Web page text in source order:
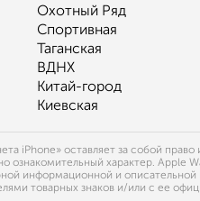
Охотный Ряд
Спортивная
Таганская
ВДНХ
Китай-город
Киевская
iPhone» оставляет за собой
ознакомительный характер. Apple
информационной и
товарных знаков и/или с ее